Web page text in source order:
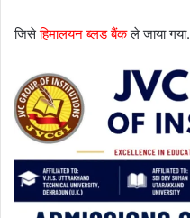
जिसेहिमालयन ब्लड बैंकले जाया गया.